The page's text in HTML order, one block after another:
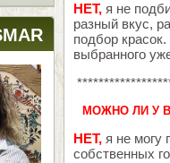
НЕТ, я не
разный вкус,
подбор
выбранного
МОЖНО ЛИ У
НЕТ, я не могу
собственных